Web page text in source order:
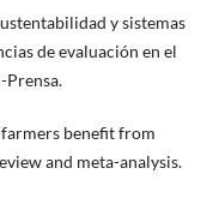
y sistemas
de evaluación en el
Prensa.
benefit from
and meta-analysis.